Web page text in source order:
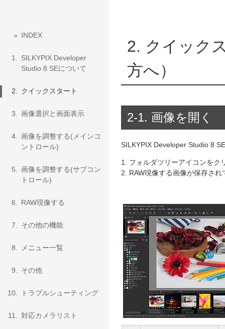
2. クイック
方へ）
2-1. 画像を開く
SILKYPIX Developer Studio 8
1. フォルダツリーアイコンをク
2. RAW現像する画像が保存さ
» INDEX
1.
SILKYPIX Developer
Studio 8 SEについて
2. クイックスタート
3. 画像選択と画面表示
4.
画像を調整する(メインコ
ントロール)
5.
画像を調整する(サブコン
トロール)
6. RAW現像する
7. その他の機能
8. メニュー一覧
9. その他
10. トラブルシューティング
11. 対応カメラリスト